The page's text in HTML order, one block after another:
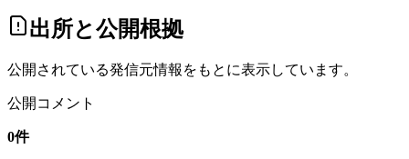
出所と公開根拠
公開されている発信元情報をもとに表示しています。
公開コメント
0件